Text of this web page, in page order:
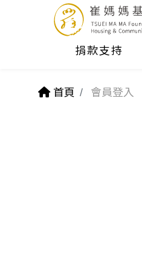
捐款支持
首頁 會員登入